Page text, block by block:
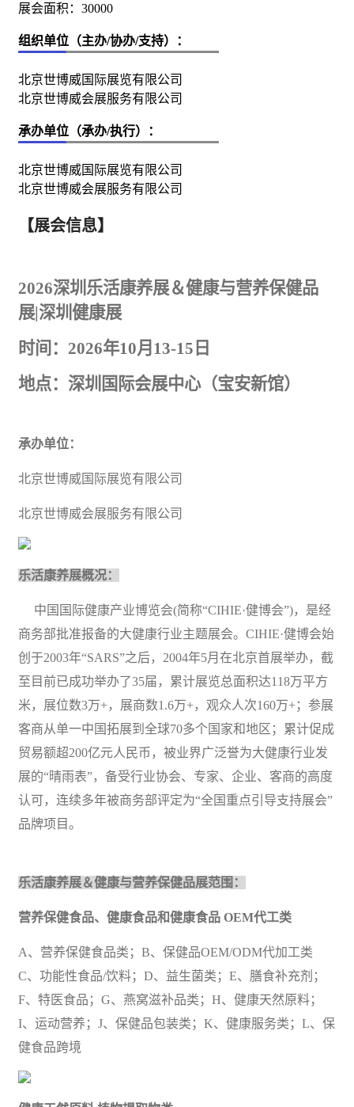
展会面积：30000
组织单位（主办/协办/支持）：
北京世博威国际展览有限公司
北京世博威会展服务有限公司
承办单位（承办/执行）：
北京世博威国际展览有限公司
北京世博威会展服务有限公司
【展会信息】
2026深圳乐活康养展＆健康与营养保健品
展|深圳健康展
时间： 2026年10月13-15日
地点：深圳国际会展中心（宝安新馆）
承办单位：
北京世博威国际展览有限公司
北京世博威会展服务有限公司
乐活康养展概况：
中国国际健康产业博览会(简称“CIHIE·健博会”)，是经
商务部批准报备的大健康行业主题展会。CIHIE·健博会始
创于2003年“SARS”之后，2004年5月在北京首展举办， 截
至 目前已成功举办了35届，累计展览总面积达118万平方
米，展位数3万+，展商数1.6万+，观众人次160万+；参展
客商从单一中国拓展到全球70多个国家和地区；累计促成
贸易额超200亿元人民币，被业界广泛誉为大健康行业发
展的“晴雨表”，备受行业协会、专家、企业、客商的高度
认可，连续多年被商务部评定为“全国重点引导支持展会”
品牌项目。
乐活康养展＆健康与营养保健品展范围：
营养保健食品、健康食品和健康食品 OEM代工类
A、营养保健食品类；B、保健品OEM/ODM代加工类
C、功能性食品/饮料；D、益生菌类；E、膳食补充剂；
F、特医食品；G、燕窝滋补品类；H、健康天然原料；
I、运动营养；J、保健品包装类；K、健康服务类；L、保
健食品跨境